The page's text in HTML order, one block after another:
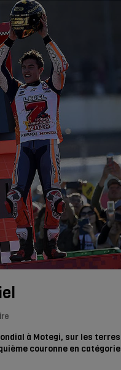
à Motegi, sur les terres
couronne en catégorie